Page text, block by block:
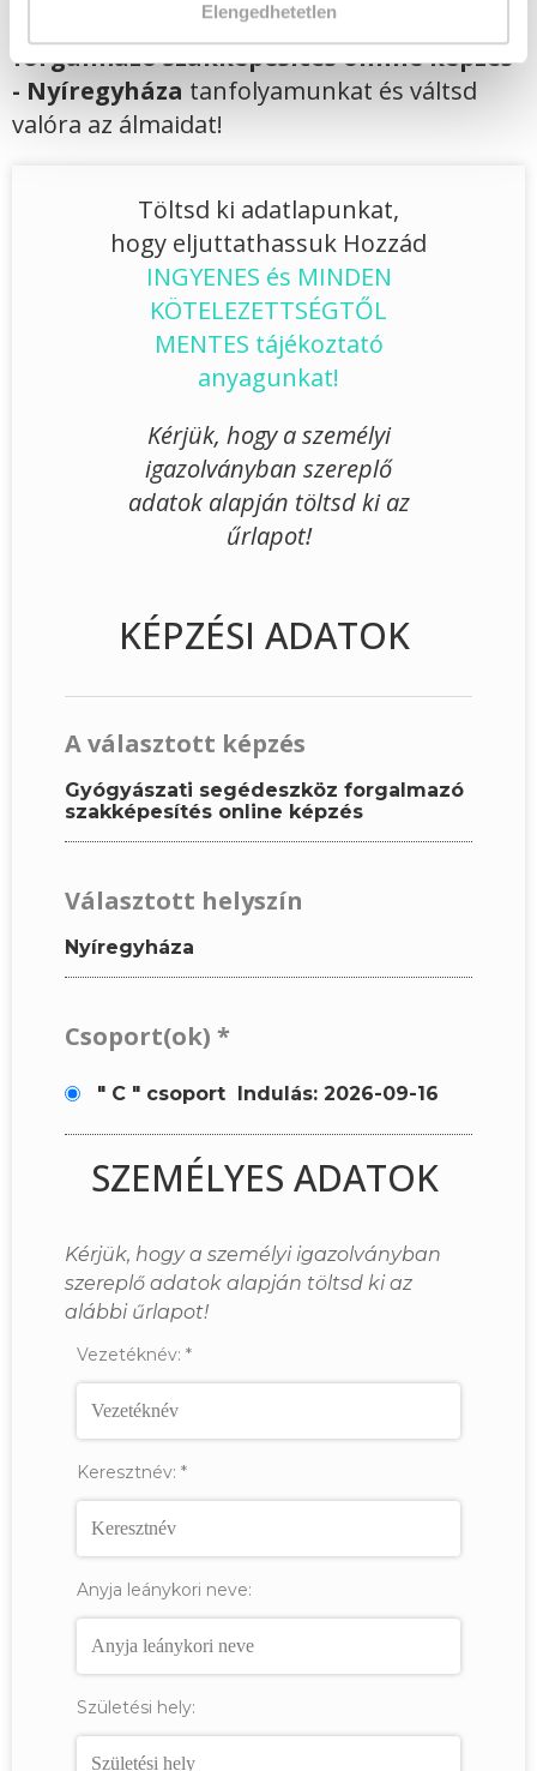
Elengedhetetlen
Gyógyászati segédeszköz
forgalmazó szakképesítés online képzés
- Nyíregyháza tanfolyamunkat és váltsd
valóra az álmaidat!
Töltsd ki adatlapunkat,
hogy eljuttathassuk Hozzád
INGYENES és MINDEN
KÖTELEZETTSÉGTŐL
MENTES tájékoztató
anyagunkat!
Kérjük, hogy a személyi
igazolványban szereplő
adatok alapján töltsd ki az
űrlapot!
KÉPZÉSI ADATOK
A választott képzés
Gyógyászati segédeszköz forgalmazó
szakképesítés online képzés
Választott helyszín
Nyíregyháza
Csoport(ok) *
" C " csoport Indulás: 2026-09-16
SZEMÉLYES ADATOK
Kérjük, hogy a személyi igazolványban
szereplő adatok alapján töltsd ki az
alábbi űrlapot!
Vezetéknév: *
Keresztnév: *
Anyja leánykori neve:
Születési hely: